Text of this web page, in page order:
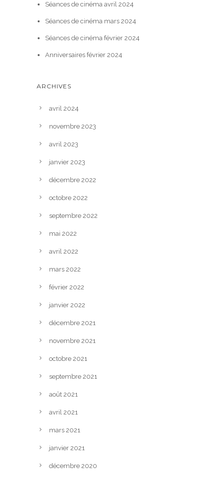
Séances de cinéma avril 2024
Séances de cinéma mars 2024
Séances de cinéma février 2024
Anniversaires février 2024
ARCHIVES
avril 2024
novembre 2023
avril 2023
janvier 2023
décembre 2022
octobre 2022
septembre 2022
mai 2022
avril 2022
mars 2022
février 2022
janvier 2022
décembre 2021
novembre 2021
octobre 2021
septembre 2021
août 2021
avril 2021
mars 2021
janvier 2021
décembre 2020